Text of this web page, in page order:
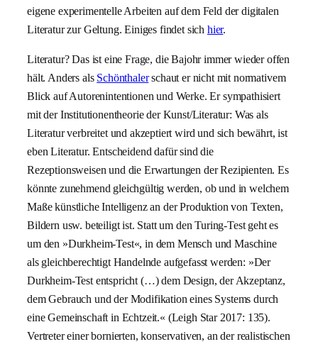
eigene experimentelle Arbeiten auf dem Feld der digitalen
Literatur zur Geltung. Einiges findet sich hier.
Literatur? Das ist eine Frage, die Bajohr immer wieder offen
hält. Anders als Schönthalerschaut er nicht mit normativem
Blick auf Autorenintentionen und Werke. Er sympathisiert
mit der Institutionentheorie der Kunst/Literatur: Was als
Literatur verbreitet und akzeptiert wird und sich bewährt, ist
eben Literatur. Entscheidend dafür sind die
Rezeptionsweisen und die Erwartungen der Rezipienten. Es
könnte zunehmend gleichgültig werden, ob und in welchem
Maße künstliche Intelligenz an der Produktion von Texten,
Bildern usw. beteiligt ist. Statt um den Turing-Test geht es
um den »Durkheim-Test«, in dem Mensch und Maschine
als gleichberechtigt Handelnde aufgefasst werden: »Der
Durkheim-Test entspricht (…) dem Design, der Akzeptanz,
dem Gebrauch und der Modifikation eines Systems durch
eine Gemeinschaft in Echtzeit.« (Leigh Star 2017: 135).
Vertreter einer bornierten, konservativen, an der realistischen